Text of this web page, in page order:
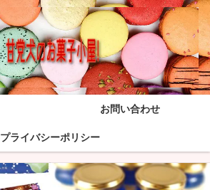
お問い合わせ
プライバシーポリシー